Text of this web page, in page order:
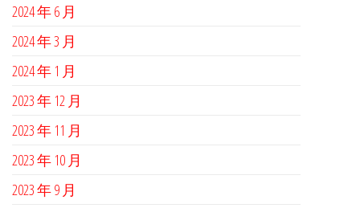
2024 年 6 月
2024 年 3 月
2024 年 1 月
2023 年 12 月
2023 年 11 月
2023 年 10 月
2023 年 9 月